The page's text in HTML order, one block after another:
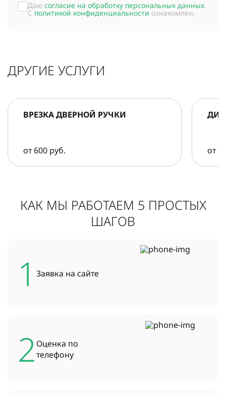
Даю согласие на обработку персональных данных.
С политикой конфиденциальности ознакомлен.
ДРУГИЕ УСЛУГИ
ВРЕЗКА ДВЕРНОЙ РУЧКИ
от 600 руб. от
КАК МЫ РАБОТАЕМ 5 ПРОСТЫХ
ШАГОВ
1 Заявка на сайте
2 Оценка по
телефону